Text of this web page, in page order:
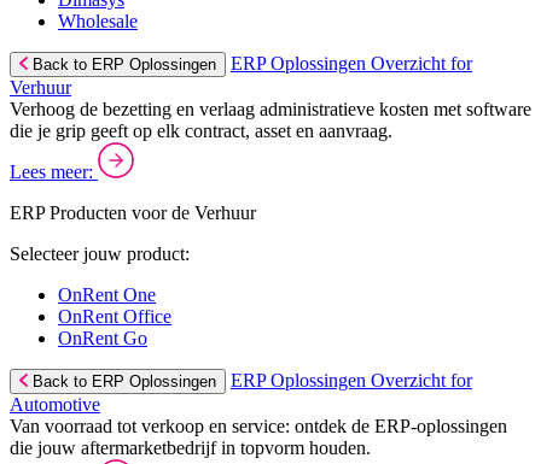
Wholesale
Back to ERP Oplossingen
ERP Oplossingen Overzicht for
Verhuur
Verhoog de bezetting en verlaag administratieve kosten met software
die je grip geeft op elk contract, asset en aanvraag.
Lees meer:
ERP Producten voor de Verhuur
Selecteer jouw product:
OnRent One
OnRent Office
OnRent Go
Back to ERP Oplossingen
ERP Oplossingen Overzicht for
Automotive
Van voorraad tot verkoop en service: ontdek de ERP-oplossingen
die jouw aftermarketbedrijf in topvorm houden.